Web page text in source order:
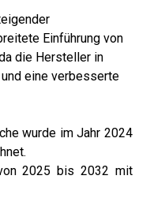
Einführung von
die Hersteller in
eine verbesserte
wurde im Jahr 2024
2025 bis 2032 mit